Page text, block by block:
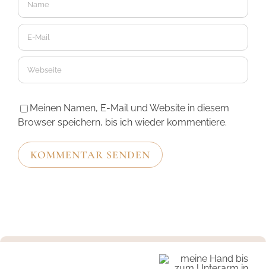
Meinen Namen, E-Mail und Website in diesem
Browser speichern, bis ich wieder kommentiere.